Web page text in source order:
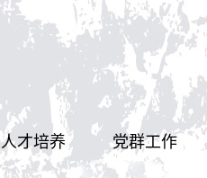
人才培养 党群工作